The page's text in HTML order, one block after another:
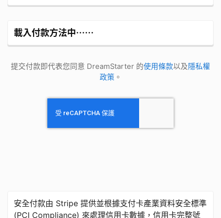
載入付款方法中⋯⋯
提交付款即代表您同意 DreamStarter 的使用條款以及隱私權
政策 。
安全付款由 Stripe 提供並根據支付卡產業資料安全標準
​(​PCI Compliance) 來處理信用卡數據，信用卡完整號